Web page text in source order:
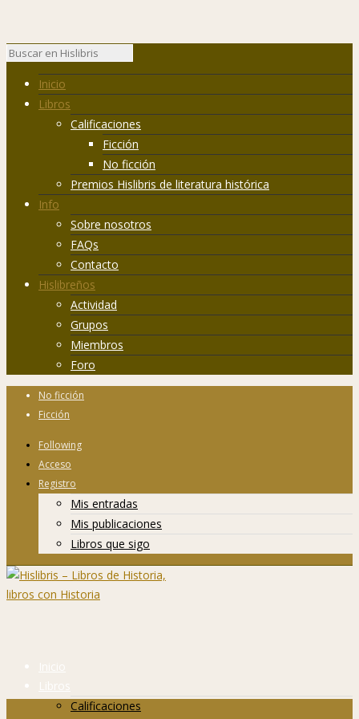
Inicio
Libros
Calificaciones
Ficción
No ficción
Premios Hislibris de literatura histórica
Info
Sobre nosotros
FAQs
Contacto
Hislibreños
Actividad
Grupos
Miembros
Foro
No ficción
Ficción
Following
Acceso
Registro
Mis entradas
Mis publicaciones
Libros que sigo
Inicio
Libros
Calificaciones